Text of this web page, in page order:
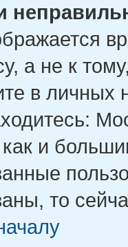
а не к
в личных
и
то